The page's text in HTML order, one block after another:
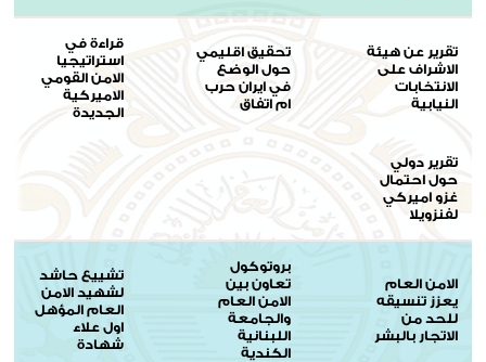
تقرير عن هيئة
الاشراف على
الانتخابات
النيابية
تحقيق اقليمي
حول الوضع
في ايران حرب
ام اتفاق
قراءة في
استراتيجيا
الامن القومي
الاميركية
الجديدة
تقرير دولي
حول احتمال
غزو اميركي
لفنزويلا
الامن العام
يعزز تنسيقه
للحد من
الاتجار بالبشر
بروتوكول
تعاون بين
الامن العام
والجامعة
اللبنانية
الكندية
تشييع حاشد
لشهيد الامن
العام المؤهل
اول علاء
شهادة